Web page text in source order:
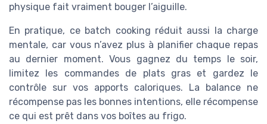
physique fait vraiment bouger l’aiguille.
En pratique, ce batch cooking réduit aussi la charge
mentale, car vous n’avez plus à planifier chaque repas
au dernier moment. Vous gagnez du temps le soir,
limitez les commandes de plats gras et gardez le
contrôle sur vos apports caloriques. La balance ne
récompense pas les bonnes intentions, elle récompense
ce qui est prêt dans vos boîtes au frigo.